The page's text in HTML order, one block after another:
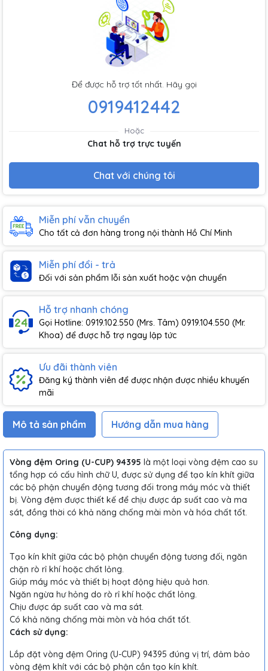
Để được hỗ trợ tốt nhất. Hãy gọi
0919412442
Hoặc
Chat hỗ trợ trực tuyến
Chat với chúng tôi
Miễn phí vẫn chuyển
Cho tất cả đơn hàng trong nội thành Hồ Chí Minh
Miễn phí đổi - trả
Đối với sản phẩm lỗi sản xuất hoặc vận chuyển
Hỗ trợ nhanh chóng
Gọi Hotline: 0919.102.550 (Mrs. Tâm) 0919.104.550 (Mr.
Khoa) để được hỗ trợ ngay lập tức
Ưu đãi thành viên
Đăng ký thành viên để được nhận được nhiều khuyến
mãi
Mô tả sản phẩm Hướng dẫn mua hàng
Vòng đệm Oring (U-CUP) 94395 là một loại vòng đệm cao su
tổng hợp có cấu hình chữ U, được sử dụng để tạo kín khít giữa
các bộ phận chuyển động tương đối trong máy móc và thiết
bị. Vòng đệm được thiết kế để chịu được áp suất cao và ma
sát, đồng thời có khả năng chống mài mòn và hóa chất tốt.
Công dụng:
Tạo kín khít giữa các bộ phận chuyển động tương đối, ngăn
chặn rò rỉ khí hoặc chất lỏng.
Giúp máy móc và thiết bị hoạt động hiệu quả hơn.
Ngăn ngừa hư hỏng do rò rỉ khí hoặc chất lỏng.
Chịu được áp suất cao và ma sát.
Có khả năng chống mài mòn và hóa chất tốt.
Cách sử dụng:
Lắp đặt vòng đệm Oring (U-CUP) 94395 đúng vị trí, đảm bảo
vòng đệm khít với các bộ phận cần tạo kín khít.